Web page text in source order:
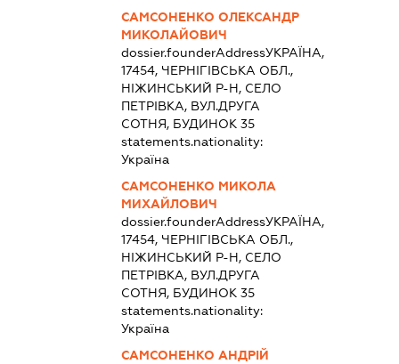
САМСОНЕНКО ОЛЕКСАНДР
МИКОЛАЙОВИЧ
dossier.founderAddressУКРАЇНА,
17454, ЧЕРНІГІВСЬКА ОБЛ.,
НІЖИНСЬКИЙ Р-Н, СЕЛО
ПЕТРІВКА, ВУЛ.ДРУГА
СОТНЯ, БУДИНОК 35
statements.nationality:
Україна
САМСОНЕНКО МИКОЛА
МИХАЙЛОВИЧ
dossier.founderAddressУКРАЇНА,
17454, ЧЕРНІГІВСЬКА ОБЛ.,
НІЖИНСЬКИЙ Р-Н, СЕЛО
ПЕТРІВКА, ВУЛ.ДРУГА
СОТНЯ, БУДИНОК 35
statements.nationality:
Україна
САМСОНЕНКО АНДРІЙ